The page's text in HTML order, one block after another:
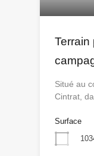
Terrain
Situé au
Cintrat,
Surface